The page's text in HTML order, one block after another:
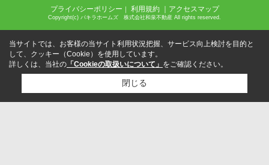
プライバシーポリシー 利用規約 ｜アクセスマップ
Copyright(c) パキラホームズ 株式会社和泉不動産 All rights reserved.
当サイトでは、お客様の当サイト利用状況把握、サービス向上検討を目的と
して、クッキー（Cookie）を使用しています。
詳しくは、当社の 「Cookieの取扱いについて」 をご確認ください。
閉じる